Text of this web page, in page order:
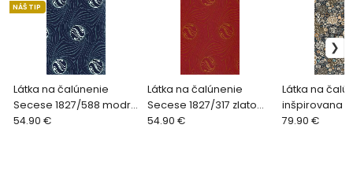
Látka na čalúnenie
Secese 1827/588 modro
sivá
NÁŠ TIP
54.90 €
Látka na čalúnenie
Secese 1827/317 zlato
červená
54.90 €
Látka na
inšpirovana
Klimtom
79.90 €